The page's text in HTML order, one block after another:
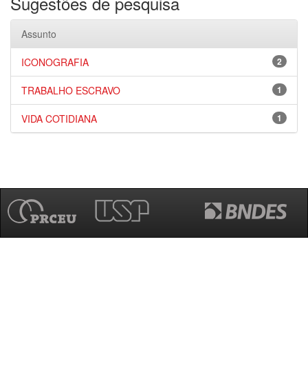
Assunto
2
ICONOGRAFIA
1
TRABALHO ESCRAVO
1
VIDA COTIDIANA